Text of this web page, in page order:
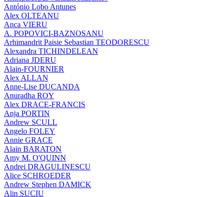
António Lobo Antunes
Alex OLTEANU
Anca VIERU
A. POPOVICI-BAZNOSANU
Arhimandrit Paisie Sebastian TEODORESCU
Alexandra TICHINDELEAN
Adriana JDERU
Alain-FOURNIER
Alex ALLAN
Anne-Lise DUCANDA
Anuradha ROY
Alex DRACE-FRANCIS
Anja PORTIN
Andrew SCULL
Angelo FOLEY
Annie GRACE
Alain BARATON
Amy M. O'QUINN
Andrei DRAGULINESCU
Alice SCHROEDER
Andrew Stephen DAMICK
Alin SUCIU